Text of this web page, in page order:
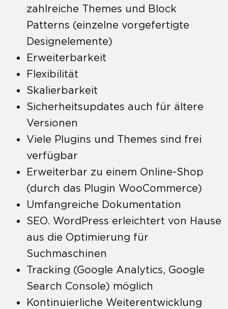
zahlreiche Themes und Block
Patterns (einzelne vorgefertigte
Designelemente)
Erweiterbarkeit
Flexibilität
Skalierbarkeit
Sicherheitsupdates auch für ältere
Versionen
Viele Plugins und Themes sind frei
verfügbar
Erweiterbar zu einem Online-Shop
(durch das Plugin WooCommerce)
Umfangreiche Dokumentation
SEO. WordPress erleichtert von Hause
aus die Optimierung für
Suchmaschinen
Tracking (Google Analytics, Google
Search Console) möglich
Kontinuierliche Weiterentwicklung